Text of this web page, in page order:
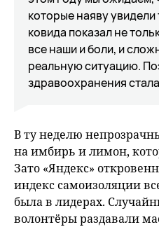
которые наяву
ковида показал не
все наши и боли, и
реальную ситуацию.
здравоохранения
В ту неделю
на имбирь и лимон,
Зато «Яндекс»
индекс самоизоляции
была в лидерах.
волонтёры раздавали